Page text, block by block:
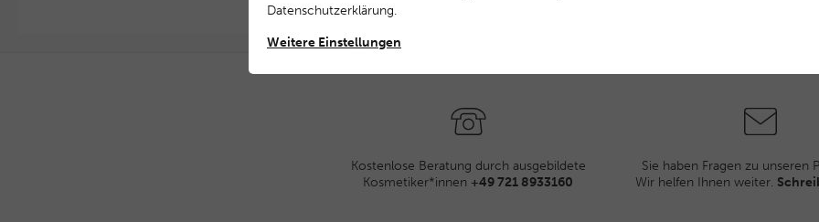
Kostenlose Beratung durch ausgebildete
Kosmetiker*innen +49 721 8933160
Sie haben Fragen zu unseren
Wir helfen Ihnen weiter.
Daten­schutz­erklärung.
Weitere Einstellungen